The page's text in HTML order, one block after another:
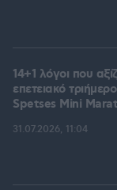
14+1 λόγοι που
επετειακό
Spetses Mini
31.07.2026, 11:04